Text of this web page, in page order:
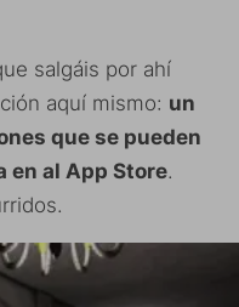
salgáis por ahí
aquí mismo: un
que se pueden
en al App Store.